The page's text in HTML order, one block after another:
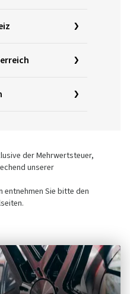
der Mehrwertsteuer,
unserer
entnehmen Sie bitte den